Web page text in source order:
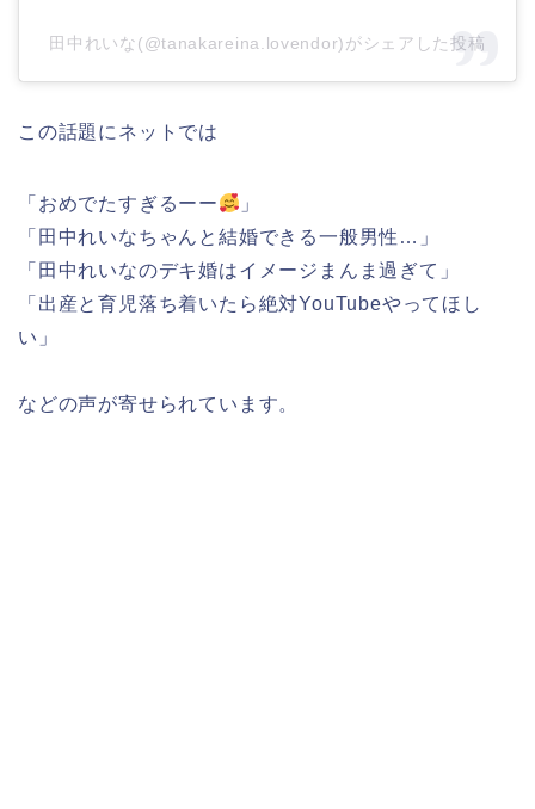
田中れいな(@tanakareina.lovendor)がシェアした投稿
この話題にネットでは
「おめでたすぎるーー
」
「田中れいなちゃんと結婚できる一般男性…」
「田中れいなのデキ婚はイメージまんま過ぎて」
「出産と育児落ち着いたら絶対YouTubeやってほし
い」
などの声が寄せられています。